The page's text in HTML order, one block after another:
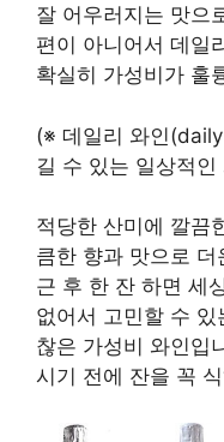
잘 어우러지는 맛으
편이 아니어서 데일
확실히 가성비가 훌
(※ 데일리 와인
길 수 있는 일상적
적당한 산미에 깔끔
큼한 향과 맛으로
근 후 한 잔 하면 세
없어서 고민할 수
찮은 가성비 와인입
시기 전에 잔을 꼭